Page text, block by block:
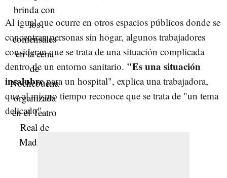
Al igual que ocurre en otros espacios públicos donde se
concentran personas sin hogar, algunos trabajadores
consideran que se trata de una situación complicada
dentro de un entorno sanitario. "Es una situación
insalubrepara un hospital", explica una trabajadora,
que al mismo tiempo reconoce que se trata de "un tema
delicado".